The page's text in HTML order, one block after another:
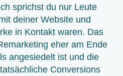
sprichst du nur Leute
deiner Website und
in Kontakt waren. Das
eher am Ende
angesiedelt ist und die
Conversions